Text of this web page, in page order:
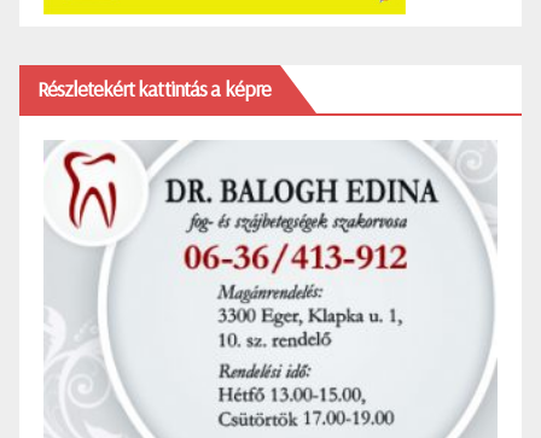
Részletekért kattintás a képre